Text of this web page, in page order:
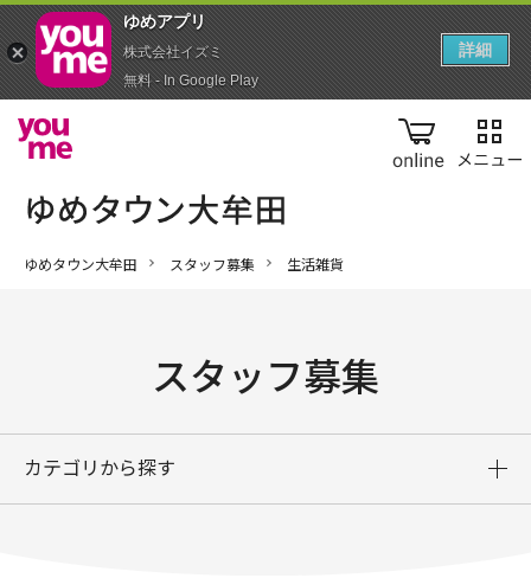
online
ゆめタウン大牟田 スタッフ募集 生活雑貨
スタッフ募集
カテゴリから探す
ゆめアプ‪リ‬
株式会社イズミ
無料 - In Google Play
詳細